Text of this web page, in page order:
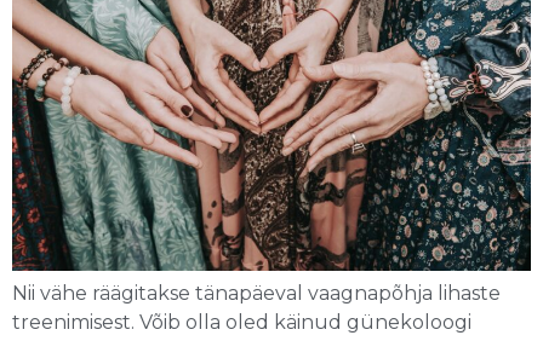
Nii vähe räägitakse tänapäeval vaagnapõhja lihaste
treenimisest. Võib olla oled käinud günekoloogi